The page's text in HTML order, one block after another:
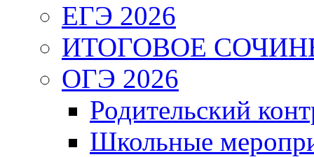
ЕГЭ 2026
ИТОГОВОЕ
ОГЭ 2026
Родительский
Школьные